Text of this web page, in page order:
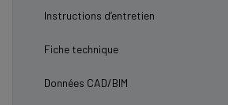
Instructions d’entretien
Fiche technique
Données CAD/BIM